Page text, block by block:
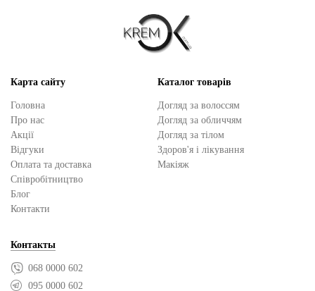
Карта сайту
Головна
Про нас
Акції
Відгуки
Оплата та доставка
Cпівробітництво
Блог
Контакти
Каталог товарів
Догляд за волоссям
Догляд за обличчям
Догляд за тілом
Здоров'я і лікування
Макіяж
Контакты
068 0000 602
095 0000 602